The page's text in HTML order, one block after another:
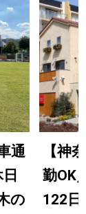
通
の
【神
勤OK
122日